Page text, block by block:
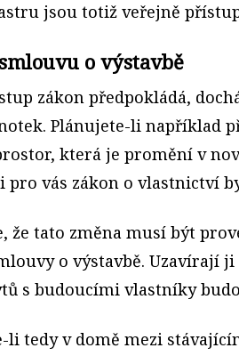
jsou totiž veřejně
o výstavbě
zákon předpokládá,
Plánujete-li například
která je promění v
pro vás zákon o vlastnictví
že tato změna musí být
o výstavbě. Uzavírají
s budoucími vlastníky
li tedy v domě mezi